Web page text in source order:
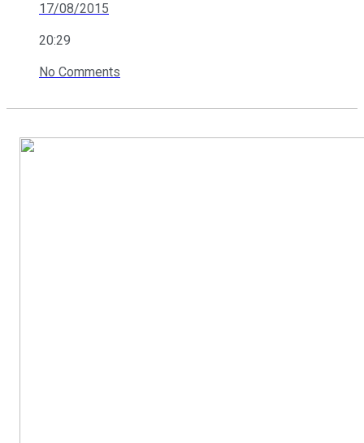
17/08/2015
20:29
No Comments